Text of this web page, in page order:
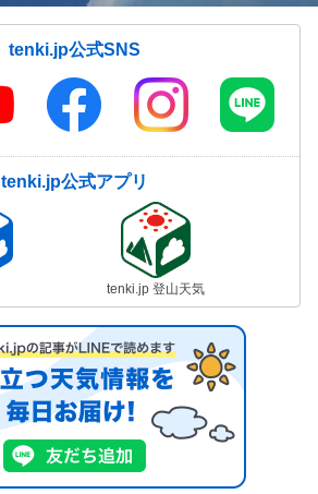
tenki.jp公式SNS
tenki.jp公式アプリ
tenki.jp 登山天気